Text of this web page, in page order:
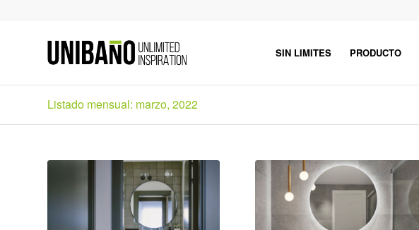
SIN LIMITES PRODUCTO
Listado mensual: marzo, 2022